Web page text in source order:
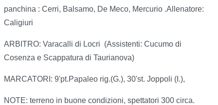
panchina : Cerri, Balsamo, De Meco, Mercurio .Allenatore:
Caligiuri
ARBITRO: Varacalli di Locri (Assistenti: Cucumo di
Cosenza e Scappatura di Taurianova)
MARCATORI: 9'pt.Papaleo rig.(G.), 30'st. Joppoli (I.),
NOTE: terreno in buone condizioni, spettatori 300 circa.